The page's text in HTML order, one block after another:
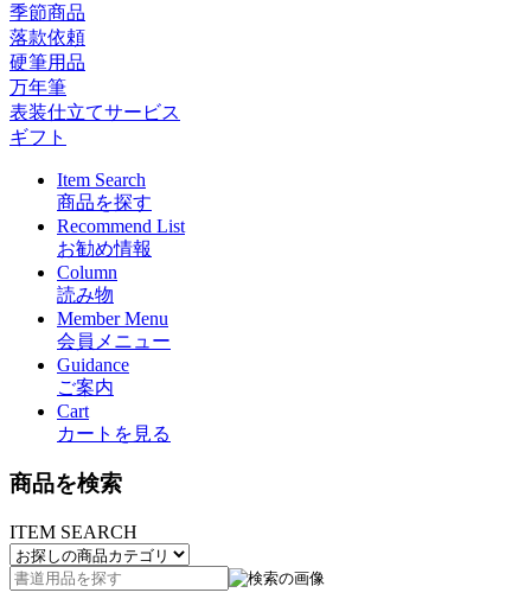
季節商品
落款依頼
硬筆用品
万年筆
表装仕立てサービス
ギフト
Item Search
商品を探す
Recommend List
お勧め情報
Column
読み物
Member Menu
会員メニュー
Guidance
ご案内
Cart
カートを見る
商品を検索
ITEM SEARCH